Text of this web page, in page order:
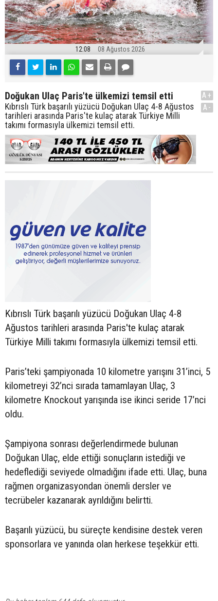
12:08 08 Ağustos 2026
Doğukan Ulaç Paris'te ülkemizi temsil etti
Kıbrıslı Türk başarılı yüzücü Doğukan Ulaç 4-8 Ağustos
tarihleri arasında Paris'te kulaç atarak Türkiye Milli
takımı formasıyla ülkemizi temsil etti.
A+
A-
Kıbrıslı Türk başarılı yüzücü Doğukan Ulaç 4-8
Ağustos tarihleri arasında Paris'te kulaç atarak
Türkiye Milli takımı formasıyla ülkemizi temsil etti.
Paris’teki şampiyonada 10 kilometre yarışını 31’inci, 5
kilometreyi 32’nci sırada tamamlayan Ulaç, 3
kilometre Knockout yarışında ise ikinci seride 17’nci
oldu.
Şampiyona sonrası değerlendirmede bulunan
Doğukan Ulaç, elde ettiği sonuçların istediği ve
hedeflediği seviyede olmadığını ifade etti. Ulaç, buna
rağmen organizasyondan önemli dersler ve
tecrübeler kazanarak ayrıldığını belirtti.
Başarılı yüzücü, bu süreçte kendisine destek veren
sponsorlara ve yanında olan herkese teşekkür etti.